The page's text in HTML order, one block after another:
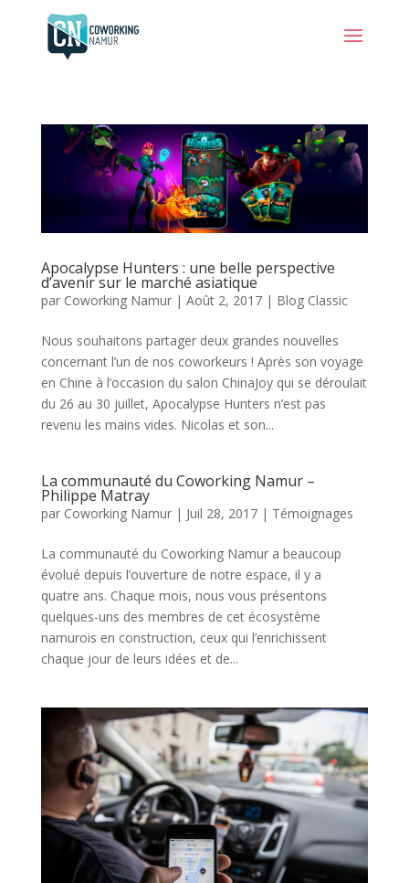
Apocalypse Hunters : une belle perspective
d’avenir sur le marché asiatique
par Coworking Namur| Août 2, 2017| Blog Classic
Nous souhaitons partager deux grandes nouvelles
concernant l’un de nos coworkeurs ! Après son voyage
en Chine à l’occasion du salon ChinaJoy qui se déroulait
du 26 au 30 juillet, Apocalypse Hunters n’est pas
revenu les mains vides. Nicolas et son...
La communauté du Coworking Namur –
Philippe Matray
par Coworking Namur| Juil 28, 2017| Témoignages
La communauté du Coworking Namur a beaucoup
évolué depuis l’ouverture de notre espace, il y a
quatre ans. Chaque mois, nous vous présentons
quelques-uns des membres de cet écosystème
namurois en construction, ceux qui l’enrichissent
chaque jour de leurs idées et de...